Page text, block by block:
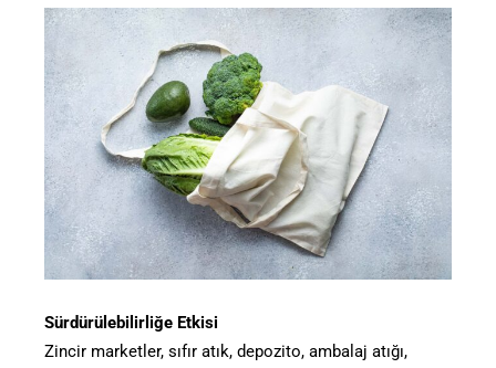
Sürdürülebilirliğe Etkisi
Zincir marketler, sıfır atık, depozito, ambalaj atığı,